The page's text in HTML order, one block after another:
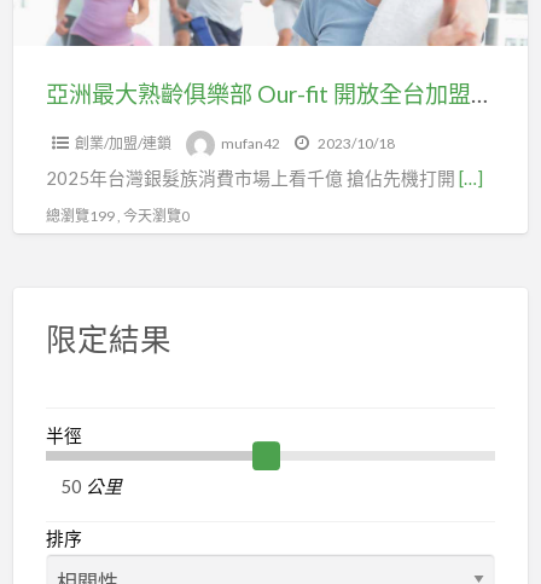
Our-
亞洲最大熟齡俱樂部 Our-fit 開放全台加盟了!
創業/加盟/連鎖 mufan42 2023/10/18
2025年台灣銀髮族消費市場上看千億 搶佔先機打開 […]
總瀏覽199 , 今天瀏覽0
限定結果
半徑
公里
排序